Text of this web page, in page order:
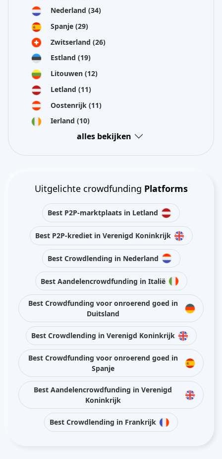
Nederland (34)
Spanje (29)
Zwitserland (26)
Estland (19)
Litouwen (12)
Letland (11)
Oostenrijk (11)
Ierland (10)
alles bekijken
Uitgelichte crowdfunding Platforms
Best P2P-marktplaats in Letland
Best P2P-krediet in Verenigd Koninkrijk
Best Crowdlending in Nederland
Best Aandelencrowdfunding in Italië
Best Crowdfunding voor onroerend goed in
Duitsland
Best Crowdlending in Verenigd Koninkrijk
Best Crowdfunding voor onroerend goed in
Spanje
Best Aandelencrowdfunding in Verenigd
Koninkrijk
Best Crowdlending in Frankrijk